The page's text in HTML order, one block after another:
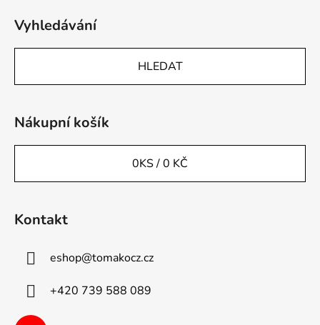
Vyhledávání
HLEDAT
Nákupní košík
0KS /0 KČ
Kontakt
eshop@tomakocz.cz
+420 739 588 089